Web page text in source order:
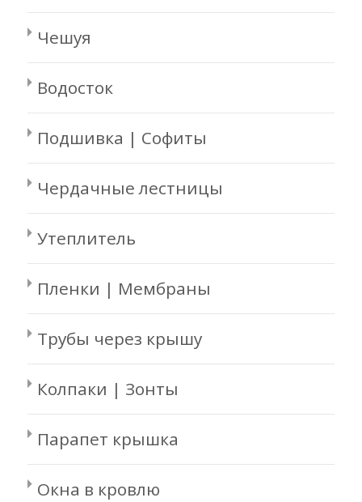
Чешуя
Водосток
Подшивка | Софиты
Чердачные лестницы
Утеплитель
Пленки | Мембраны
Трубы через крышу
Колпаки | Зонты
Парапет крышка
Окна в кровлю